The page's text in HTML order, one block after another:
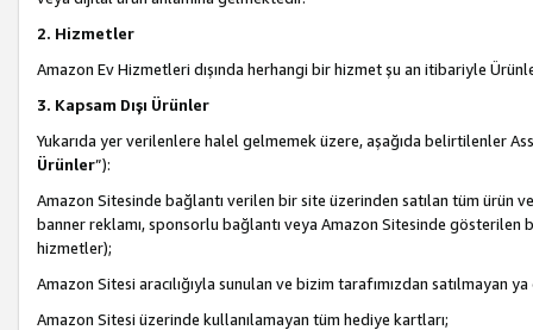
2. Hizmetler
Amazon Ev Hizmetleri dışında herhangi bir hizmet şu an itibariyle
3. Kapsam Dışı Ürünler
Yukarıda yer verilenlere halel gelmemek üzere, aşağıda belirtilenler
Ürünler”):
Amazon Sitesinde bağlantı verilen bir site üzerinden satılan tüm ürün
banner reklamı, sponsorlu bağlantı veya Amazon Sitesinde gösterilen
hizmetler);
Amazon Sitesi aracılığıyla sunulan ve bizim tarafımızdan satılmayan
Amazon Sitesi üzerinde kullanılamayan tüm hediye kartları;